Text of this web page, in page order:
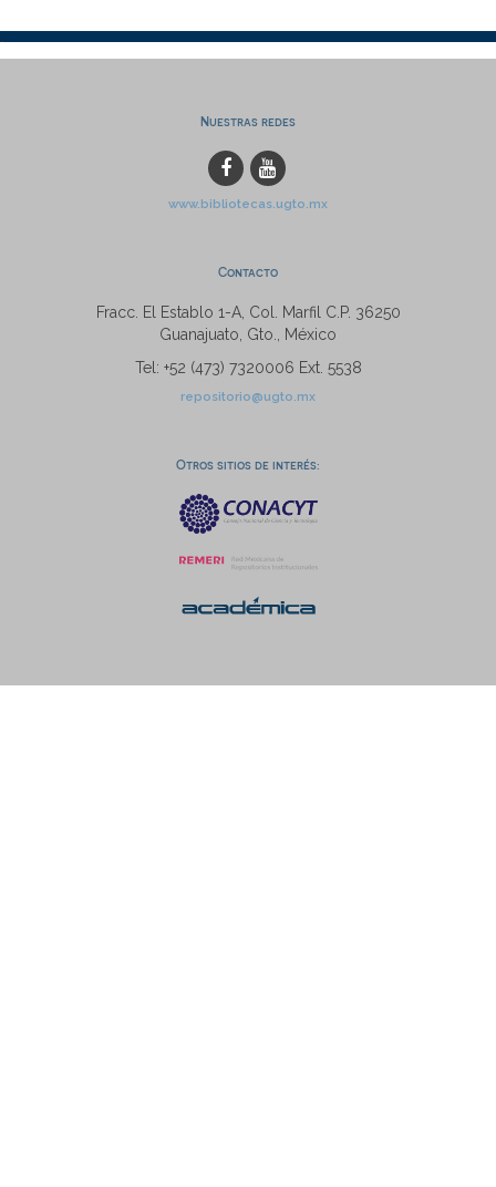
Nuestras redes
www.bibliotecas.ugto.mx
Contacto
Fracc. El Establo 1-A, Col. Marfil C.P. 36250
Guanajuato, Gto., México
Tel: +52 (473) 7320006 Ext. 5538
repositorio@ugto.mx
Otros sitios de interés: